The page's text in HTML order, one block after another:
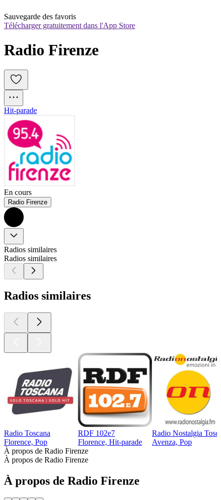
Sauvegarde des favoris
Télécharger gratuitement dans l'App Store
Radio Firenze
Hit-parade
En cours
Radio Firenze
Radios similaires
Radios similaires
Radios similaires
Radio Toscana
Florence, Pop
RDF 102e7
Florence, Hit-parade
Radio Nostalgia
Avenza, Pop
À propos de Radio Firenze
À propos de Radio Firenze
À propos de Radio Firenze